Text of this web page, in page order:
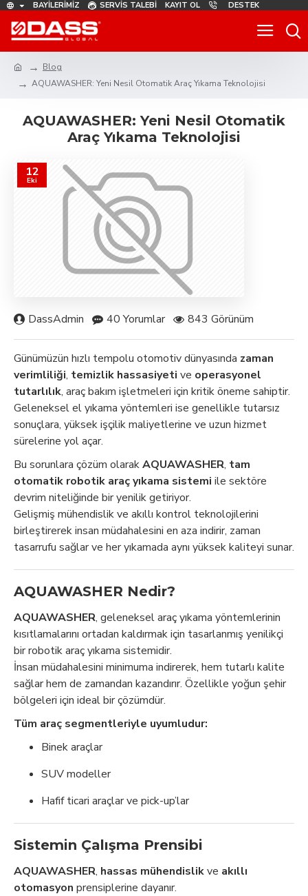
BAYILERIMIZ SERVIS TALEBI KAYIT OL DESTEK
Blog
AQUAWASHER: Yeni Nesil Otomatik Araç Yıkama Teknolojisi
AQUAWASHER: Yeni Nesil Otomatik
Araç Yıkama Teknolojisi
12
Eki
DassAdmin 40 Yorumlar 843 Görünüm
Günümüzün hızlı tempolu otomotiv dünyasında zaman
verimliliği, temizlik hassasiyeti ve operasyonel
tutarlılık, araç bakım işletmeleri için kritik öneme sahiptir.
Geleneksel el yıkama yöntemleri ise genellikle tutarsız
sonuçlara, yüksek işçilik maliyetlerine ve uzun hizmet
sürelerine yol açar.
Bu sorunlara çözüm olarakAQUAWASHER, tam
otomatik robotik araç yıkama sistemi ile sektöre
devrim niteliğinde bir yenilik getiriyor.
Gelişmiş mühendislik ve akıllı kontrol teknolojilerini
birleştirerek insan müdahalesini en aza indirir, zaman
tasarrufu sağlar ve her yıkamada aynı yüksek kaliteyi sunar.
AQUAWASHER Nedir?
AQUAWASHER, geleneksel araç yıkama yöntemlerinin
kısıtlamalarını ortadan kaldırmak için tasarlanmış yenilikçi
bir robotik araç yıkama sistemidir.
İnsan müdahalesini minimuma indirerek, hem tutarlı kalite
sağlar hem de zamandan kazandırır. Özellikle yoğun şehir
bölgeleri için ideal bir çözümdür.
Tüm araç segmentleriyle uyumludur:
Binek araçlar
SUV modeller
Hafif ticari araçlar ve pick-up’lar
Sistemin Çalışma Prensibi
AQUAWASHER, hassas mühendislikve akıllı
otomasyon prensiplerine dayanır.